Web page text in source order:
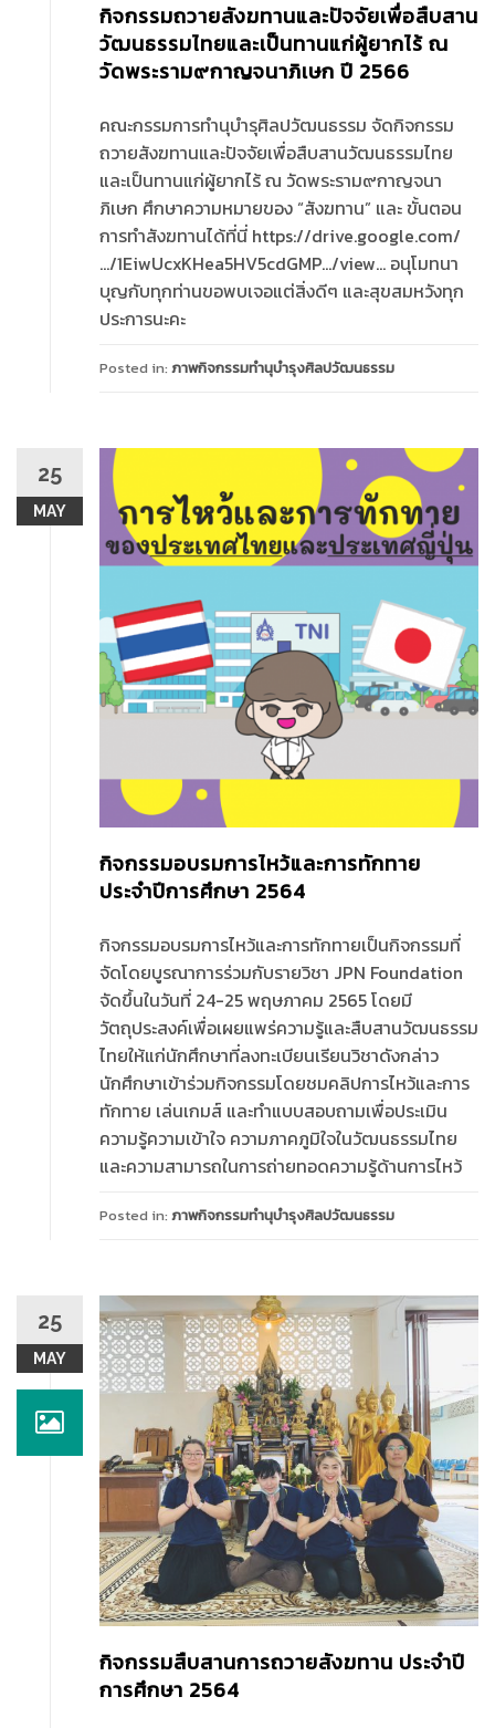
กิจกรรมถวายสังฆทานและปัจจัยเพื่อสืบสาน
วัฒนธรรมไทยและเป็นทานแก่ผู้ยากไร้ ณ
วัดพระราม๙กาญจนาภิเษก ปี 2566
คณะกรรมการทำนุบำรุศิลปวัฒนธรรม จัดกิจกรรม
ถวายสังฆทานและปัจจัยเพื่อสืบสานวัฒนธรรมไทย
และเป็นทานแก่ผู้ยากไร้ ณ วัดพระราม๙กาญจนา
ภิเษก ศึกษาความหมายของ “สังฆทาน” และ ขั้นตอน
การทำสังฆทานได้ที่นี่ https://drive.google.com/
…/1EiwUcxKHea5HV5cdGMP…/view… อนุโมทนา
บุญกับทุกท่านขอพบเจอแต่สิ่งดีๆ และสุขสมหวังทุก
ประการนะคะ
Posted in: ภาพกิจกรรมทำนุบำรุงศิลปวัฒนธรรม
25
MAY
กิจกรรมอบรมการไหว้และการทักทาย
ประจำปีการศึกษา 2564
กิจกรรมอบรมการไหว้และการทักทายเป็นกิจกรรมที่
จัดโดยบูรณาการร่วมกับรายวิชา JPN Foundation
จัดขึ้นในวันที่ 24-25 พฤษภาคม 2565 โดยมี
วัตถุประสงค์เพื่อเผยแพร่ความรู้และสืบสานวัฒนธรรม
ไทยให้แก่นักศึกษาที่ลงทะเบียนเรียนวิชาดังกล่าว
นักศึกษาเข้าร่วมกิจกรรมโดยชมคลิปการไหว้และการ
ทักทาย เล่นเกมส์ และทำแบบสอบถามเพื่อประเมิน
ความรู้ความเข้าใจ ความภาคภูมิใจในวัฒนธรรมไทย
และความสามารถในการถ่ายทอดความรู้ด้านการไหว้
Posted in: ภาพกิจกรรมทำนุบำรุงศิลปวัฒนธรรม
25
MAY
กิจกรรมสืบสานการถวายสังฆทาน ประจำปี
การศึกษา 2564